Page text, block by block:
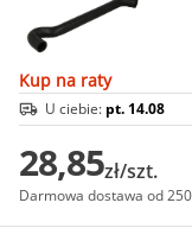
Kup na raty
U ciebie: pt. 14.08
28,85zł/szt.
Darmowa dostawa od 250